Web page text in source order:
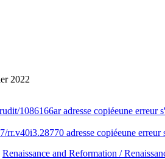
2022
1086166aradresse copiéeune erreur
rr.v40i3.28770 adresse copiéeune erreur
Renaissance and Reformation /